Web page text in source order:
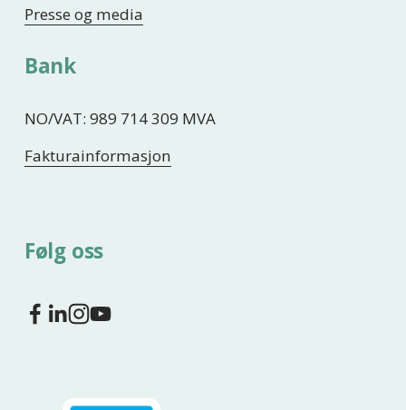
Presse og media
Bank
NO/VAT: 989 714 309 MVA
Fakturainformasjon
Følg oss